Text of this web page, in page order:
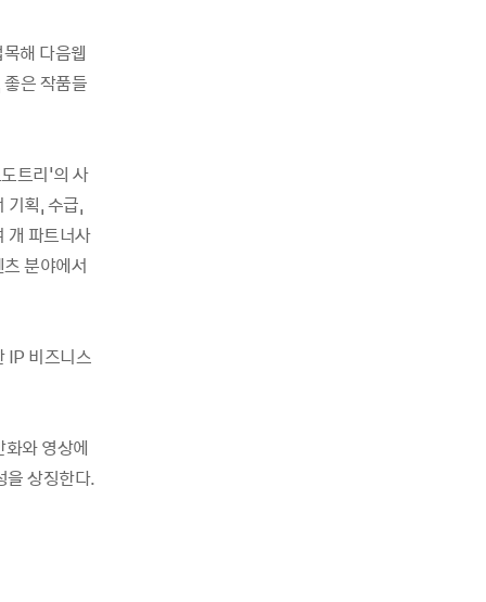
해 다음웹
은 작품들
트리'의 사
획, 수급,
개 파트너사
분야에서
IP 비즈니스
와 영상에
을 상징한다.